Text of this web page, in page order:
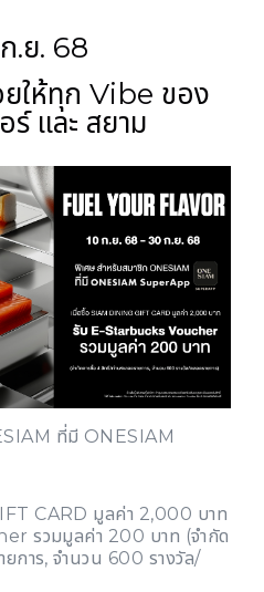
.ย. 68
ให้ทุก Vibe ของ
และ สยาม
ที่มี ONESIAM
CARD มูลค่า 2,000 บาท
รวมมูลค่า 200 บาท (จำกัด
การ, จำนวน 600 รางวัล/